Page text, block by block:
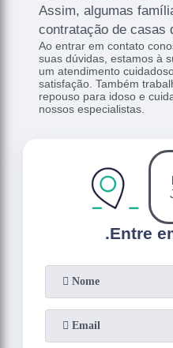
Assim, algumas
contratação de casas
Ao entrar em contato
suas dúvidas, estamos à
um atendimento
satisfação. Também
repouso para idoso e
nossos especialistas.
.Entre